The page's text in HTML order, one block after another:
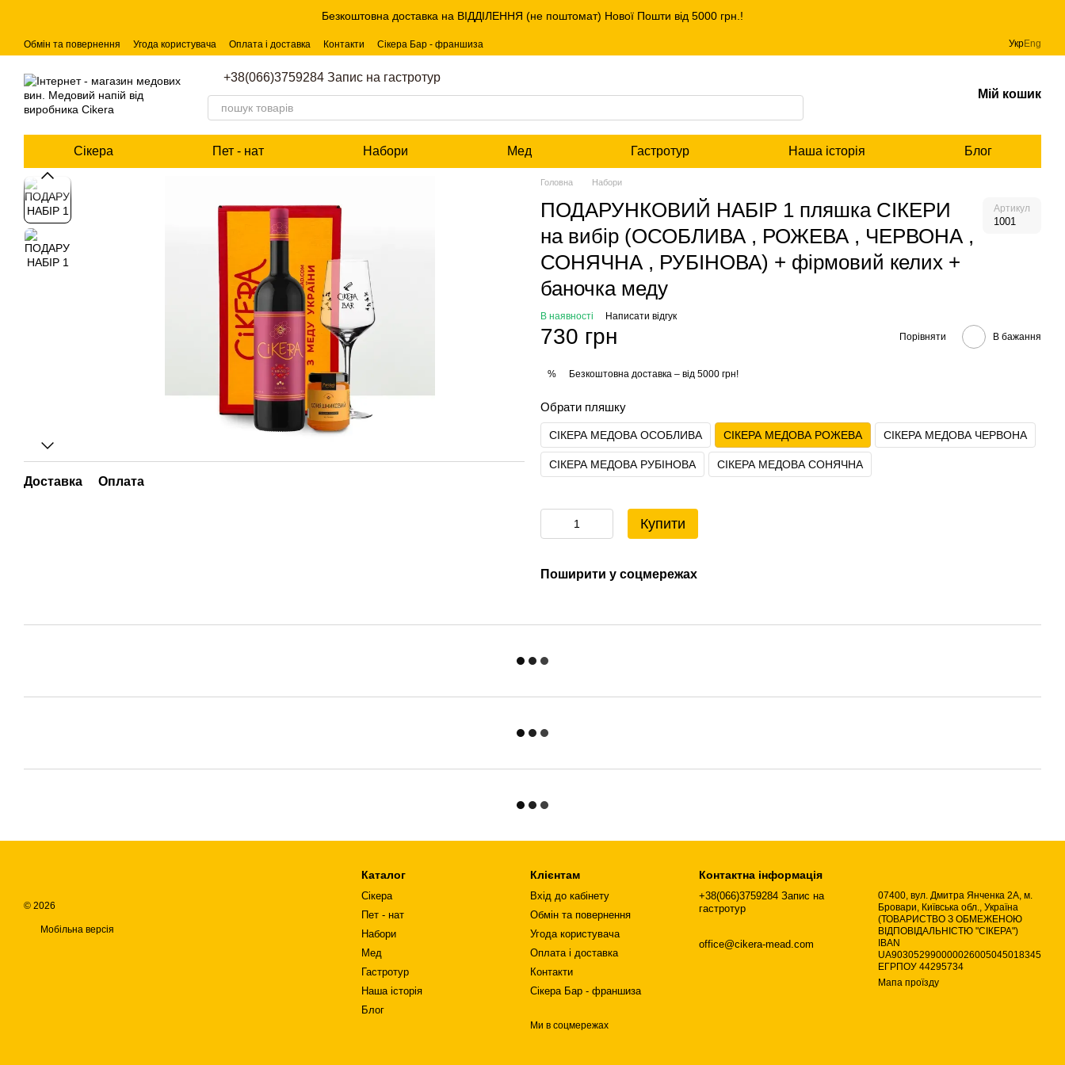
Безкоштовна доставка на ВІДДІЛЕННЯ (не поштомат) Нової Пошти від 5000 грн.!
Обмін та повернення Угода користувача Оплата і доставка Контакти Сікера Бар - франшиза УкрEng
+38(066)3759284 Запис на гастротур
Мій кошик
Сікера Пет - нат Набори Мед Гастротур Наша історія Блог
Доставка Оплата
Головна Набори
ПОДАРУНКОВИЙ НАБІР 1 пляшка СІКЕРИ
на вибір (ОСОБЛИВА , РОЖЕВА , ЧЕРВОНА ,
СОНЯЧНА , РУБІНОВА) + фірмовий келих +
баночка меду
Артикул
1001
В наявності Написати відгук
730 грн Порівняти В бажання
% Безкоштовна доставка – від 5000 грн!
Обрати пляшку
СІКЕРА МЕДОВА ОСОБЛИВА СІКЕРА МЕДОВА РОЖЕВА СІКЕРА МЕДОВА ЧЕРВОНА
СІКЕРА МЕДОВА РУБІНОВА СІКЕРА МЕДОВА СОНЯЧНА
Купити
Поширити у соцмережах
© 2026
Мобільна версія
Каталог
Сікера
Пет - нат
Набори
Мед
Гастротур
Наша історія
Блог
Клієнтам
Вхід до кабінету
Обмін та повернення
Угода користувача
Оплата і доставка
Контакти
Сікера Бар - франшиза
Ми в соцмережах
Контактна інформація
+38(066)3759284 Запис на
гастротур
office@cikera-mead.com
07400, вул. Дмитра Янченка 2А, м.
Бровари, Київська обл., Україна
(ТОВАРИСТВО З ОБМЕЖЕНОЮ
ВІДПОВІДАЛЬНІСТЮ "СІКЕРА")
IBAN
UA903052990000026005045018345
ЕГРПОУ 44295734
Мапа проїзду